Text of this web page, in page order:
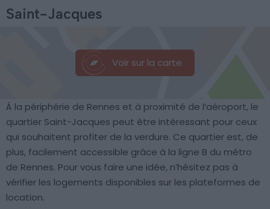
Saint-Jacques
Voir sur la carte
À la périphérie de Rennes et à proximité de l’aéroport, le
quartier Saint-Jacques peut être intéressant pour ceux
qui souhaitent profiter de la verdure. Ce quartier est, de
plus, facilement accessible grâce à la ligne B du métro
de Rennes. Pour vous faire une idée, n’hésitez pas à
vérifier les logements disponibles sur les plateformes de
location.